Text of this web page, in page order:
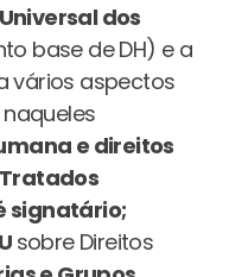
dos
base de DH) e a
vários aspectos
e direitos
Tratados
signatário;
sobre Direitos